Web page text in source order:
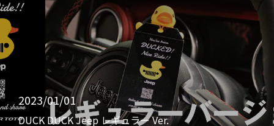
2023/01/01
DUCK DUCK Jeep レギュラー Ver.